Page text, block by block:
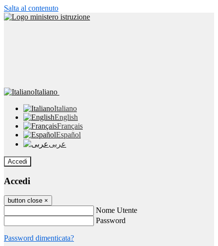
Salta al contenuto
Italiano
Italiano
English
Français
Español
عربى
Accedi
Accedi
button close ×
Nome Utente
Password
Password dimenticata?